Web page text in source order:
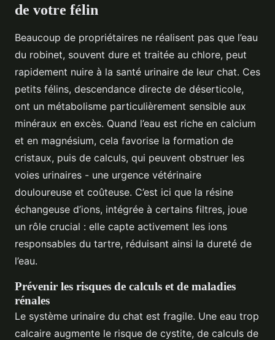
de votre félin
Beaucoup de propriétaires ne réalisent pas que l’eau
du robinet, souvent dure et traitée au chlore, peut
rapidement nuire à la santé urinaire de leur chat. Ces
petits félins, descendance directe de déserticole,
ont un métabolisme particulièrement sensible aux
minéraux en excès. Quand l’eau est riche en calcium
et en magnésium, cela favorise la formation de
cristaux, puis de calculs, qui peuvent obstruer les
voies urinaires - une urgence vétérinaire
douloureuse et coûteuse. C’est ici que la résine
échangeuse d’ions, intégrée à certains filtres, joue
un rôle crucial : elle capte activement les ions
responsables du tartre, réduisant ainsi la dureté de
l’eau.
Prévenir les risques de calculs et de maladies
rénales
Le système urinaire du chat est fragile. Une eau trop
calcaire augmente le risque de cystite, de calculs de